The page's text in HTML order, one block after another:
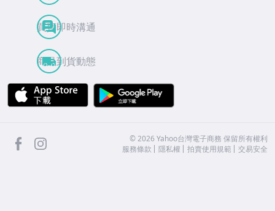
買賣即時溝通
商品到貨動態
APP Store
facebook ©2026 Yahoo台灣電子商務 保留所有權利
服務條款
隱私權 拍賣使用規範 交易安全